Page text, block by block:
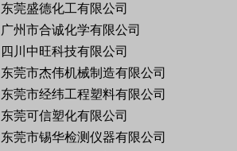
东莞盛德化工有限公司
广州市合诚化学有限公司
四川中旺科技有限公司
东莞市杰伟机械制造有限公司
东莞市经纬工程塑料有限公司
东莞可信塑化有限公司
东莞市锡华检测仪器有限公司